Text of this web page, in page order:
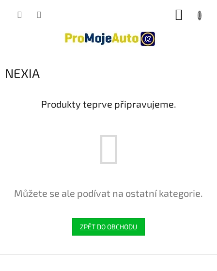
NEXIA
Produkty teprve připravujeme.
Můžete se ale podívat na ostatní kategorie.
ZPĚT DO OBCHODU